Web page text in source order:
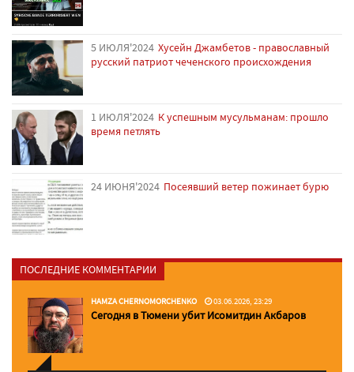
5 ИЮЛЯ'2024 Хусейн Джамбетов - православный
русский патриот чеченского происхождения
1 ИЮЛЯ'2024 К успешным мусульманам: прошло
время петлять
24 ИЮНЯ'2024 Посеявший ветер пожинает бурю
ПОСЛЕДНИЕ КОММЕНТАРИИ
HAMZA CHERNOMORCHENKO 03.06.2026, 23:29
Сегодня в Тюмени убит Исомитдин Акбаров